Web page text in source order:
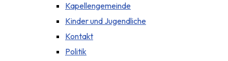
Kapellengemeinde
Kinder und Jugendliche
Kontakt
Politik